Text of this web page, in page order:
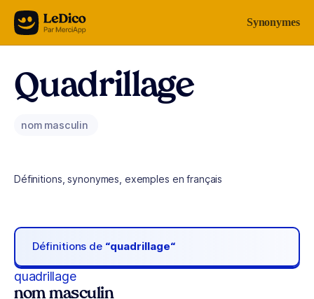
Aller au contenu Synonymes
Quadrillage
nom masculin
Définitions, synonymes, exemples en français
Définitions de “quadrillage“
quadrillage
nom masculin